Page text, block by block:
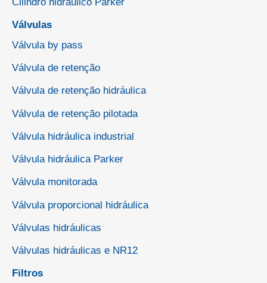
Válvulas
Válvula by pass
Válvula de retenção
Válvula de retenção hidráulica
Válvula de retenção pilotada
Válvula hidráulica industrial
Válvula hidráulica Parker
Válvula monitorada
Válvula proporcional hidráulica
Válvulas hidráulicas
Válvulas hidráulicas e NR12
Filtros